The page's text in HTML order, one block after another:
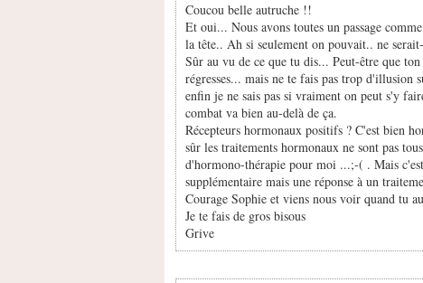
Coucou belle autruche !!
Et oui... Nous avons toutes un passage
la tête.. Ah si seulement on pouvait.. ne
Sûr au vu de ce que tu dis... Peut-être que
régresses... mais ne te fais pas trop d'illusion
enfin je ne sais pas si vraiment on peut s'y
combat va bien au-delà de ça.
Récepteurs hormonaux positifs ? C'est bien
sûr les traitements hormonaux ne sont pas
d'hormono-thérapie pour moi ...;-( . Mais
supplémentaire mais une réponse à un
Courage Sophie et viens nous voir quand tu
Je te fais de gros bisous
Grive